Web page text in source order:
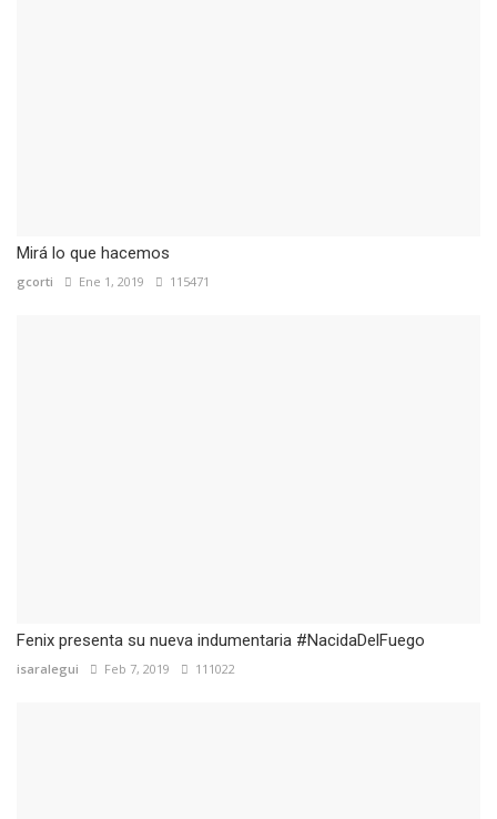
Mirá lo que hacemos
gcorti Ene 1, 2019 115471
Fenix presenta su nueva indumentaria #NacidaDelFuego
isaralegui Feb 7, 2019 111022